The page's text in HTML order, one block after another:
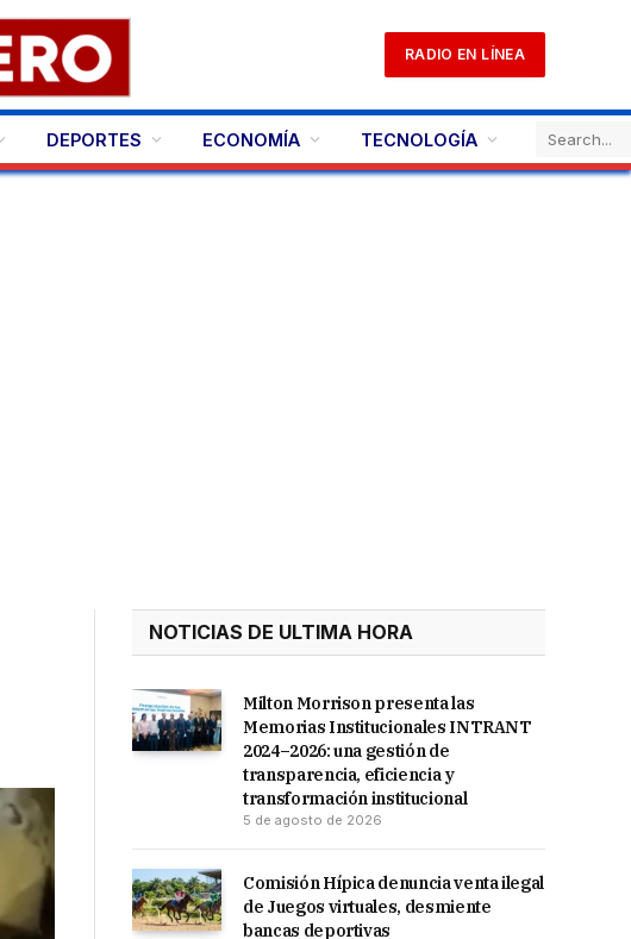
RADIO EN LÍNEA
DEPORTES ECONOMÍA TECNOLOGÍA
NOTICIAS DE ULTIMA HORA
Milton Morrison presenta las
Memorias Institucionales INTRANT
2024–2026: una gestión de
transparencia, eficiencia y
transformación institucional
5 de agosto de 2026
Comisión Hípica denuncia venta ilegal
de Juegos virtuales, desmiente
bancas deportivas